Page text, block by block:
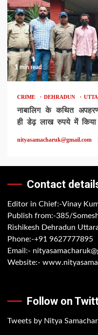
1 min read
CRIME DEHRADUN
नाबालिग के कथित
ही डेढ़ लाख रुपये में किया
nityasamacharuk@gmail.com
Contact
Editor in Chief:-Vinay
Publish from:-385/
Rishikesh Dehradun
Phone:-+91 9627777895
Email:-
Website:-
Follow on
Tweets by Nitya